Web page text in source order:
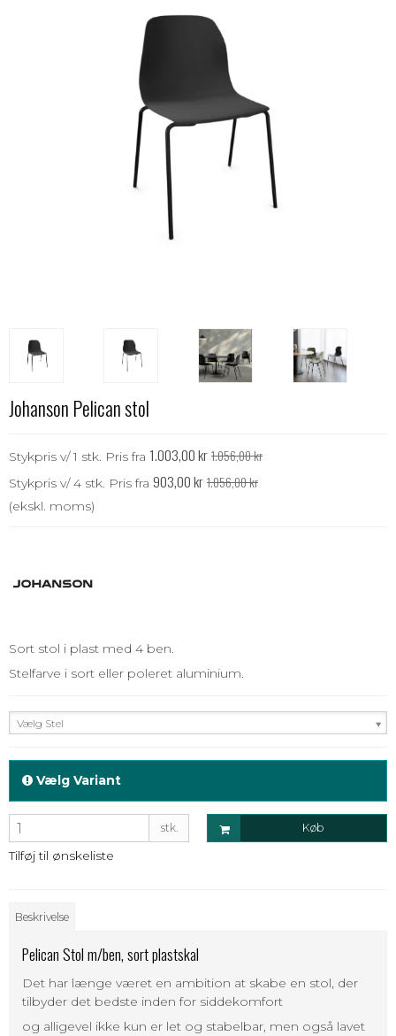
Johanson Pelican stol
Stykpris v/ 1 stk. Pris fra 1.003,00 kr1.056,00 kr
Stykpris v/ 4 stk. Pris fra 903,00 kr1.056,00 kr
(ekskl. moms)
Sort stol i plast med 4 ben.
Stelfarve i sort eller poleret aluminium.
Vælg Stel
Vælg Variant
stk. Køb
Tilføj til ønskeliste
Beskrivelse
Pelican Stol m/ben, sort plastskal
Det har længe været en ambition at skabe en stol, der
tilbyder det bedste inden for siddekomfort
og alligevel ikke kun er let og stabelbar, men også lavet